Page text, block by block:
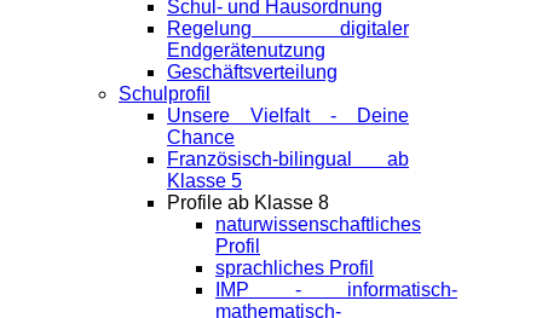
Schul- und Hausordnung
Regelung digitaler
Endgeräte­nutzung
Geschäftsverteilung
Schulprofil
Unsere Vielfalt - Deine
Chance
Französisch-bilingual ab
Klasse 5
Profile ab Klasse 8
naturwissenschaftliches
Profil
sprachliches Profil
IMP - informatisch-
mathematisch-